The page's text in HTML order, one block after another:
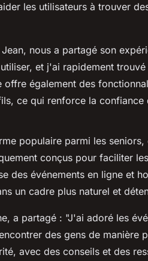
les utilisateurs à trouver
nous a partagé son
et j'ai rapidement
offre également des
ce qui renforce la confiance
populaire parmi les
conçus pour faciliter
des événements en ligne et
un cadre plus naturel et
a partagé : "J'ai adoré les
des gens de manière
avec des conseils et des